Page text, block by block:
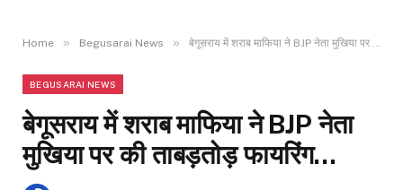
Home » Begusarai News » बेगूसराय में शराब माफिया ने BJP नेता मुखिया पर की ताबड़तोड़ फायरिंग…
BEGUSARAI NEWS
बेगूसराय में शराब माफिया ने BJP नेता
मुखिया पर की ताबड़तोड़ फायरिंग…